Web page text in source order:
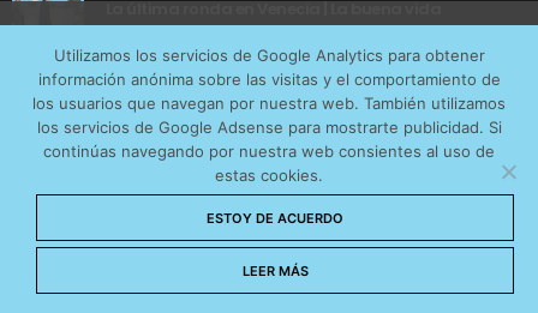
La última ronda en Venecia | La buena vida
AVISO LEGAL CONTACTO
POLÍTICA DE COOKIES
POLÍTICA DE PRIVACIDAD
© 2026 CinemaNet. Designed by
Utilizamos los servicios de Google Analytics para obtener
información anónima sobre las visitas y el comportamiento de
los usuarios que navegan por nuestra web. También utilizamos
los servicios de Google Adsense para mostrarte publicidad. Si
continúas navegando por nuestra web consientes al uso de
estas cookies.
ESTOY DE ACUERDO
LEER MÁS
tráfico web que recibimos y conocer los servicios que
más os interesan. Puede cambiar las preferencias y
obtener más información sobre las cookies que
utilizamos en nuestra Política de cookies
Aceptar cookies
No permitir cookies